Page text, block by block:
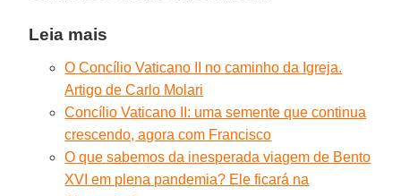
Leia mais
O Concílio Vaticano II no caminho da Igreja.
Artigo de Carlo Molari
Concílio Vaticano II: uma semente que continua
crescendo, agora com Francisco
O que sabemos da inesperada viagem de Bento
XVI em plena pandemia? Ele ficará na